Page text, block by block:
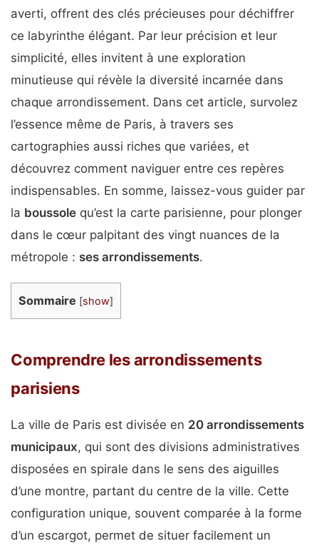
averti, offrent des clés précieuses pour déchiffrer
ce labyrinthe élégant. Par leur précision et leur
simplicité, elles invitent à une exploration
minutieuse qui révèle la diversité incarnée dans
chaque arrondissement. Dans cet article, survolez
l’essence même de Paris, à travers ses
cartographies aussi riches que variées, et
découvrez comment naviguer entre ces repères
indispensables. En somme, laissez-vous guider par
la boussole qu’est la carte parisienne, pour plonger
dans le cœur palpitant des vingt nuances de la
métropole : ses arrondissements.
Sommaire [show]
Comprendre les arrondissements
parisiens
La ville de Paris est divisée en 20 arrondissements
municipaux, qui sont des divisions administratives
disposées en spirale dans le sens des aiguilles
d’une montre, partant du centre de la ville. Cette
configuration unique, souvent comparée à la forme
d’un escargot, permet de situer facilement un